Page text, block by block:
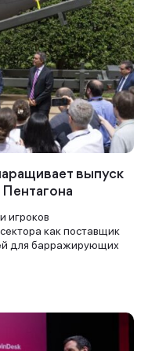
выпуск
Пентагона
игроков
как поставщик
для барражирующих
заявку
свяжутся с
время